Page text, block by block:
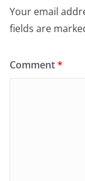
Your email
fields are
Comment*